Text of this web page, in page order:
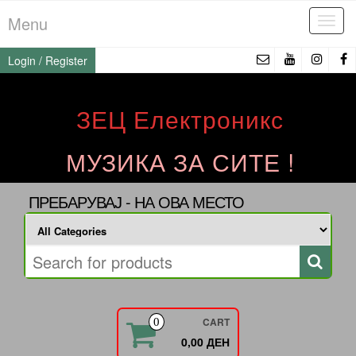
to
the
content
Menu
Login / Register
ЗЕЦ Електроникс
МУЗИКА ЗА СИТЕ !
ПРЕБАРУВАЈ - НА ОВА МЕСТО
0 CART
0,00 ДЕН